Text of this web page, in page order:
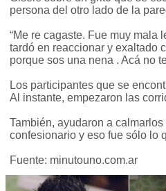
persona del otro lado de la
“Me re cagaste. Fue muy mala
tardó en reaccionar y exaltado
porque sos una nena . Acá no
Los participantes que se
Al instante, empezaron las
También, ayudaron a
confesionario y eso fue sólo lo
Fuente: minutouno.com.ar